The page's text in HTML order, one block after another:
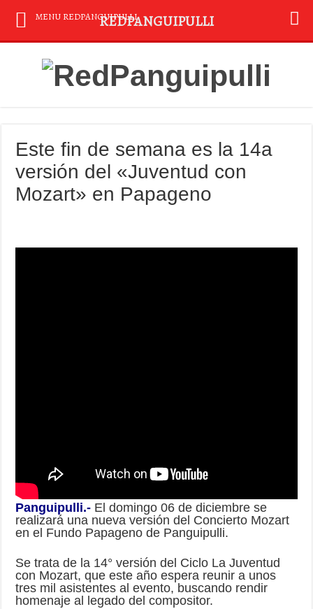
Este fin de semana es la 14a
versión del «Juventud con
Mozart» en Papageno
Panguipulli.- El domingo 06 de diciembre se
realizará una nueva versión del Concierto Mozart
en el Fundo Papageno de Panguipulli.
Se trata de la 14° versión del Ciclo La Juventud
con Mozart, que este año espera reunir a unos
tres mil asistentes al evento, buscando rendir
homenaje al legado del compositor.
MENU REDPANGUIPULLIREDPANGUIPULLI